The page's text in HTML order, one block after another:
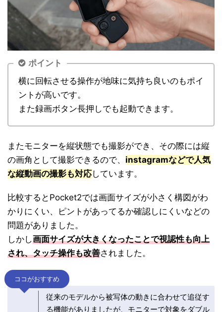
ポイント
横に回転させる操作が地味に気持ち良いのもポイ
ントが高いです。
また録画ボタン長押しでも起動できます。
またモニターを縦状態でも撮影ができ、その際には縦
の画角として撮影できるので、 instagramなどで人気
な縦動画の撮影も対応しています。
比較するとPocket2では画面サイズが小さく構図がわ
かりにくい、ピントがあってるか確認しにくいなどの
問題がありました。
しかし画面サイズが大きくなったことで視認性も向上
され、タッチ操作も改善されました。
ココがおすすめ
従来のモデルから被写体の動きに合わせて追従す
る機能がありましたが、モニターで対象をダブル